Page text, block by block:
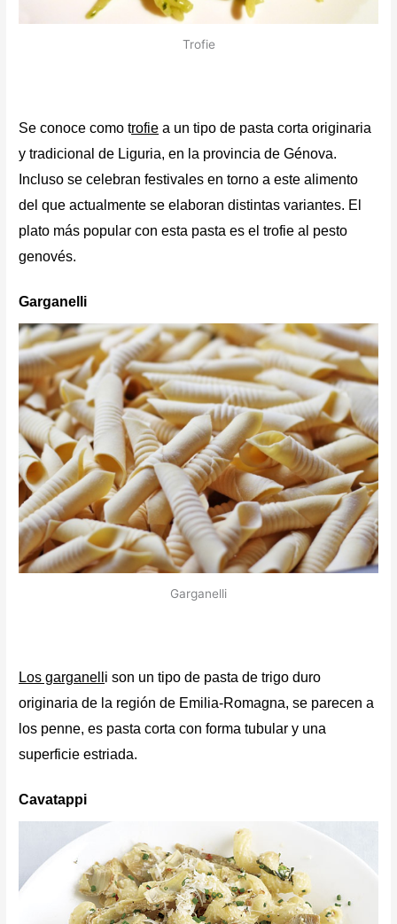
Trofie
Se conoce como trofie a un tipo de pasta corta originaria
y tradicional de Liguria, en la provincia de Génova.
Incluso se celebran festivales en torno a este alimento
del que actualmente se elaboran distintas variantes. El
plato más popular con esta pasta es el trofie al pesto
genovés.
Garganelli
Garganelli
Los garganell i son un tipo de pasta de trigo duro
originaria de la región de Emilia-Romagna, se parecen a
los penne, es pasta corta con forma tubular y una
superficie estriada.
Cavatappi